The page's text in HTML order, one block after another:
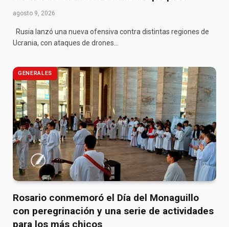
agosto 9, 2026
Rusia lanzó una nueva ofensiva contra distintas regiones de
Ucrania, con ataques de drones…
GENERALES
Rosario conmemoró el Día del Monaguillo
con peregrinación y una serie de actividades
para los más chicos